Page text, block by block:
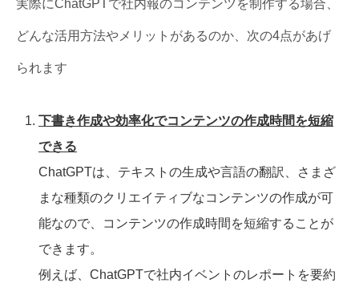
実際にChatGPTで社内報のコンテンツを制作する場合、
どんな活用方法やメリットがあるのか、次の4点があげ
られます
下書き作成や効率化でコンテンツの作成時間を短縮
できる
ChatGPTは、テキストの生成や言語の翻訳、さまざ
まな種類のクリエイティブなコンテンツの作成が可
能なので、コンテンツの作成時間を短縮することが
できます。
例えば、ChatGPTで社内イベントのレポートを要約